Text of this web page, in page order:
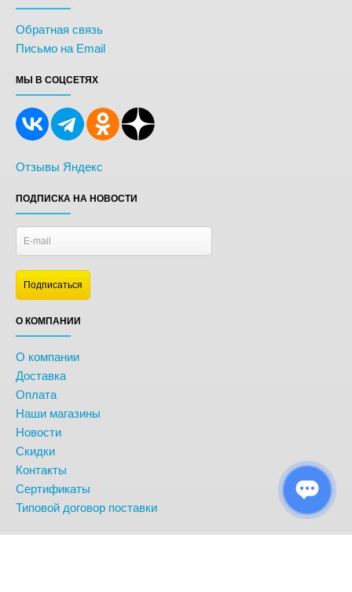
Обратная связь
Письмо на Email
МЫ В СОЦСЕТЯХ
Отзывы Яндекс
ПОДПИСКА НА НОВОСТИ
О КОМПАНИИ
О компании
Доставка
Оплата
Наши магазины
Новости
Скидки
Контакты
Сертификаты
Типовой договор поставки